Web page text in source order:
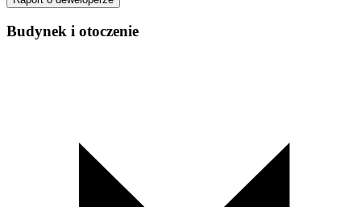
Budynek i otoczenie